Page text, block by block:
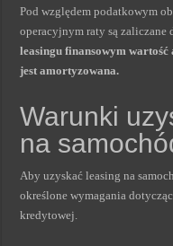
Pod względem podatkowym
operacyjnym raty są
leasingu finansowym
jest amortyzowana.
Warunki
na
Aby uzyskać leasing na
określone wymagania
kredytowej.